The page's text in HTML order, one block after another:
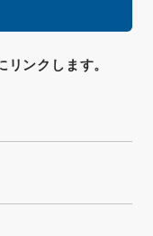
ンクします。